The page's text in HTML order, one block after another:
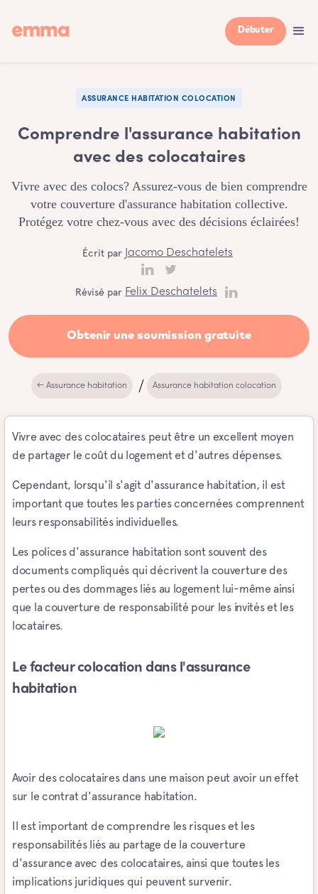
Débuter
ASSURANCE HABITATION COLOCATION
‍Comprendre l'assurance habitation
avec des colocataires
Vivre avec des colocs? Assurez-vous de bien comprendre
votre couverture d'assurance habitation collective.
Protégez votre chez-vous avec des décisions éclairées!
Écrit par Jacomo Deschatelets
Révisé par Felix Deschatelets
Obtenir une soumission gratuite
← Assurance habitation Assurance habitation colocation
Vivre avec des colocataires peut être un excellent moyen
de partager le coût du logement et d'autres dépenses.
Cependant, lorsqu'il s'agit d'assurance habitation, il est
important que toutes les parties concernées comprennent
leurs responsabilités individuelles.
Les polices d'assurance habitation sont souvent des
documents compliqués qui décrivent la couverture des
pertes ou des dommages liés au logement lui-même ainsi
que la couverture de responsabilité pour les invités et les
locataires.
Le facteur colocation dans l'assurance
habitation
Avoir des colocataires dans une maison peut avoir un effet
sur le contrat d'assurance habitation.
Il est important de comprendre les risques et les
responsabilités liés au partage de la couverture
d'assurance avec des colocataires, ainsi que toutes les
implications juridiques qui peuvent survenir.